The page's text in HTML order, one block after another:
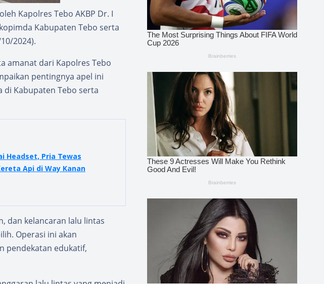
Kapolres Tebo AKBP Dr. I
Kabupaten Tebo serta
2024).
amanat dari Kapolres Tebo
pentingnya apel ini
di Kabupaten Tebo serta
Headset, Pria Tewas
Api di Way Kanan
dan kelancaran lalu lintas
Operasi ini akan
pendekatan edukatif,